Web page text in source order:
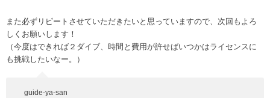
また必ずリピートさせていただきたいと思っていますので、次回もよろ
しくお願いします！
（今度はできれば２ダイブ、時間と費用が許せばいつかはライセンスに
も挑戦したいなー。）
guide-ya-san